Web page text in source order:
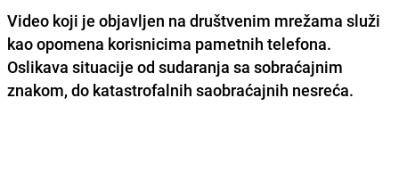
Video koji je objavljen na društvenim mrežama služi
kao opomena korisnicima pametnih telefona.
Oslikava situacije od sudaranja sa sobraćajnim
znakom, do katastrofalnih saobraćajnih nesreća.